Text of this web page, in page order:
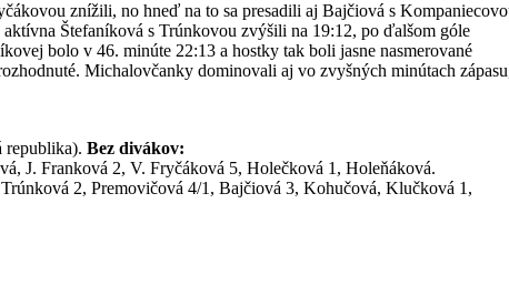
znížili, no hneď na to sa presadili aj Bajčiová s
Štefaníková s Trúnkovou zvýšili na 19:12, po ďalšom góle
bolo v 46. minúte 22:13 a hostky tak boli jasne nasmerované
Michalovčanky dominovali aj vo zvyšných minútach
republika). Bez divákov:
J. Franková 2, V. Fryčáková 5, Holečková 1, Holeňáková.
2, Premovičová 4/1, Bajčiová 3, Kohučová, Klučková 1,